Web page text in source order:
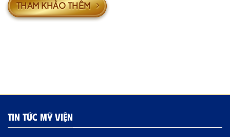
THAM KHẢO THÊM
TIN TỨC MỸ VIỆN